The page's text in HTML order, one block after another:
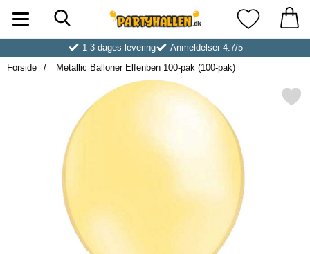
Startside for Partyhallen AB Mine
1-3 dages levering
Anmeldelser 4.7/5
Forside
Metallic Balloner Elfenben 100-pak (100-pak)
Markér metallic Balloner Elfenben